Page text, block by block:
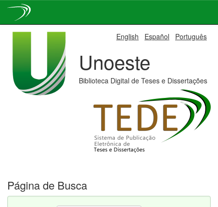
English Español Português
Unoeste
Biblioteca Digital de Teses e Dissertações
Página de Busca